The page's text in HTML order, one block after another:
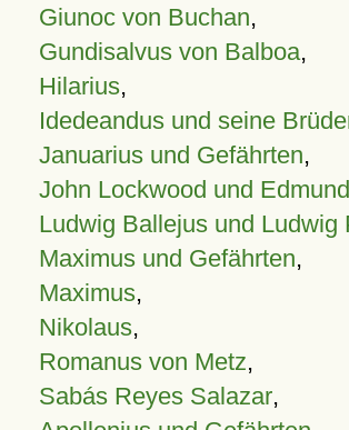
Giunoc von Buchan,
Gundisalvus von Balboa,
Hilarius,
Idedeandus und seine
Januarius und Gefährten,
John Lockwood und
Ludwig Ballejus und Ludwig
Maximus und Gefährten,
Maximus,
Nikolaus,
Romanus von Metz,
Sabás Reyes Salazar,